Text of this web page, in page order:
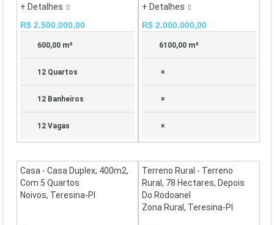
+ Detalhes
R$ 2.500.000,00
600,00 m²
12 Quartos
12 Banheiros
12 Vagas
+ Detalhes
R$ 2.000.000,00
6100,00 m²
×
×
×
Casa - Casa Duplex, 400m2,
Com 5 Quartos
Noivos, Teresina-PI
Terreno Rural - Terreno
Rural, 78 Hectares, Depois
Do Rodoanel
Zona Rural, Teresina-PI